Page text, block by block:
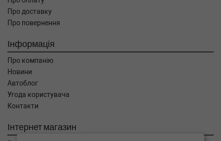
Про доставку
Про повернення
Інформація
Про компанію
Новини
Автоблог
Угода користувача
Контакти
Інтернет магазин